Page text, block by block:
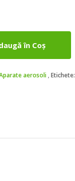
în Coș
aerosoli Etichete: